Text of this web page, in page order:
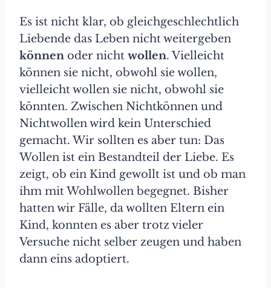
Es ist nicht klar, ob gleichgeschlechtlich
Liebende das Leben nicht weitergeben
können oder nicht wollen. Vielleicht
können sie nicht, obwohl sie wollen,
vielleicht wollen sie nicht, obwohl sie
könnten. Zwischen Nichtkönnen und
Nichtwollen wird kein Unterschied
gemacht. Wir sollten es aber tun: Das
Wollen ist ein Bestandteil der Liebe. Es
zeigt, ob ein Kind gewollt ist und ob man
ihm mit Wohlwollen begegnet. Bisher
hatten wir Fälle, da wollten Eltern ein
Kind, konnten es aber trotz vieler
Versuche nicht selber zeugen und haben
dann eins adoptiert.